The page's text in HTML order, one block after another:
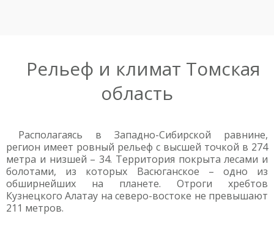
Рельеф и климат Томская
область
Располагаясь в Западно-Сибирской равнине,
регион имеет ровный рельеф с высшей точкой в 274
метра и низшей – 34. Территория покрыта лесами и
болотами, из которых Васюганское – одно из
обширнейших на планете. Отроги хребтов
Кузнецкого Алатау на северо-востоке не превышают
211 метров.